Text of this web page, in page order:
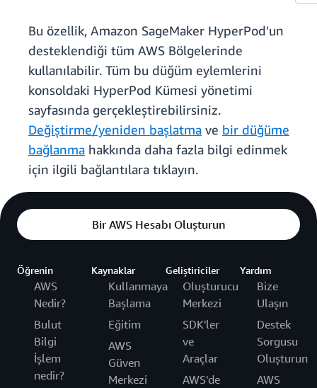
Bu özellik, Amazon SageMaker HyperPod'un
desteklendiği tüm AWS Bölgelerinde
kullanılabilir. Tüm bu düğüm eylemlerini
konsoldaki HyperPod Kümesi yönetimi
sayfasında gerçekleştirebilirsiniz.
Değiştirme/yeniden başlatma ve bir düğüme
bağlanma hakkında daha fazla bilgi edinmek
için ilgili bağlantılara tıklayın.
Bir AWS Hesabı Oluşturun
Öğrenin
AWS
Nedir?
Bulut
Bilgi
İşlem
nedir?
Kaynaklar
Kullanmaya
Başlama
Eğitim
AWS
Güven
Merkezi
Geliştiriciler
Oluşturucu
Merkezi
SDK'ler
ve
Araçlar
AWS'de
Yardım
Bize
Ulaşın
Destek
Sorgusu
Oluşturun
AWS